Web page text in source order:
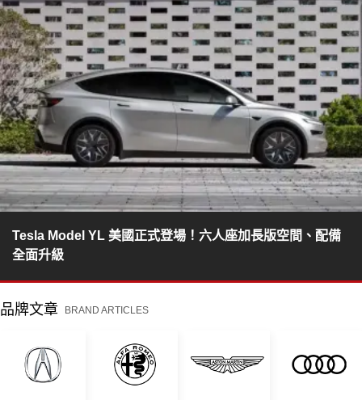
Tesla Model YL 美國正式登場！六人座加長版空間、配備
全面升級
品牌文章 BRAND ARTICLES